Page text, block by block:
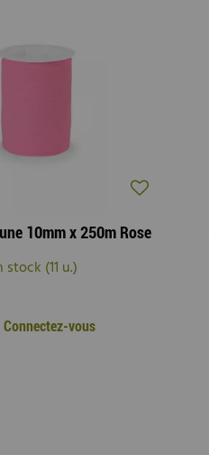
10mm x 250m Rose
stock (11 u.)
Connectez-vous